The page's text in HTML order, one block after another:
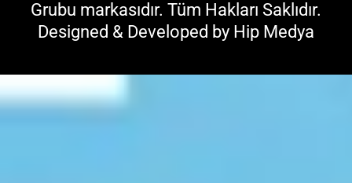
Grubu markasıdır. Tüm Hakları Saklıdır.
Designed & Developed by Hip Medya